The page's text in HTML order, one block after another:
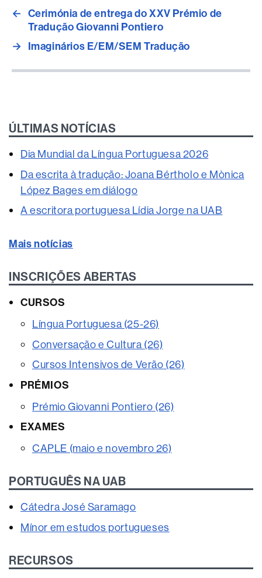
← Cerimónia de entrega do XXV Prémio de
Tradução Giovanni Pontiero
→ Imaginários E/EM/SEM Tradução
ÚLTIMAS NOTÍCIAS
Dia Mundial da Língua Portuguesa 2026
Da escrita à tradução: Joana Bértholo e Mònica
López Bages em diálogo
A escritora portuguesa Lídia Jorge na UAB
Mais notícias
INSCRIÇÕES ABERTAS
CURSOS
Língua Portuguesa (25-26)
Conversação e Cultura (26)
Cursos Intensivos de Verão (26)
PRÉMIOS
Prémio Giovanni Pontiero (26)
EXAMES
CAPLE (maio e novembro 26)
PORTUGUÊS NA UAB
Cátedra José Saramago
Mínor em estudos portugueses
RECURSOS